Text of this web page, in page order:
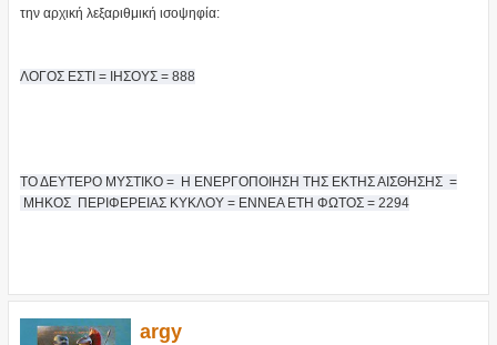
την αρχική λεξαριθμική ισοψηφία:
ΛΟΓΟΣ ΕΣΤΙ = ΙΗΣΟΥΣ = 888
ΤΟ ΔΕΥΤΕΡΟ ΜΥΣΤΙΚΟ = Η ΕΝΕΡΓΟΠΟΙΗΣΗ ΤΗΣ ΕΚΤΗΣ ΑΙΣΘΗΣΗΣ =
ΜΗΚΟΣ ΠΕΡΙΦΕΡΕΙΑΣ ΚΥΚΛΟΥ = ΕΝΝΕΑ ΕΤΗ ΦΩΤΟΣ = 2294
argy